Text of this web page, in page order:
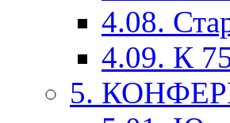
4.08.
4.09. К
5.